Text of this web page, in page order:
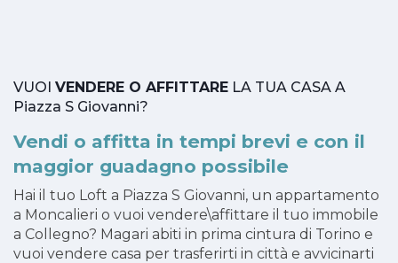
VUOI VENDERE O AFFITTARE LA TUA CASA A
Piazza S Giovanni?
Vendi o affitta in tempi brevi e con il
maggior guadagno possibile
Hai il tuo Loft a Piazza S Giovanni, un appartamento
a Moncalieri o vuoi vendere\affittare il tuo immobile
a Collegno? Magari abiti in prima cintura di Torino e
vuoi vendere casa per trasferirti in città e avvicinarti